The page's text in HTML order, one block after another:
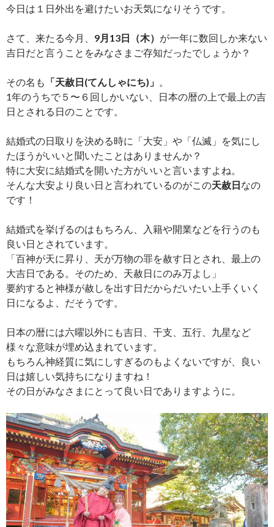
今日は１日外出を避けたいお天気になりそうです。
さて、来たる今月、 9月13日（木） が一年に数回しか来ない
吉日だと言うことをみなさまご存知だったでしょうか？
その名も 「天赦日(てんしゃにち)」 。
1年のうちで５〜６回しかいない、日本の暦の上で最上の吉
日とされる日のことです。
結婚式の日取りを決める時に「大安」や「仏滅」を気にし
たほうがいいと聞いたことはありませんか？
特に大安に結婚式を開いた方がいいと言いますよね。
そんな大安より良い日と言われているのがこの天赦日なの
です！
結婚式を挙げるのはもちろん、入籍や開業などを行うのも
良い日とされています。
「百神が天に昇り、天が万物の罪を赦す日とされ、最上の
大吉日である。そのため、天赦日にのみ万よし」
要約すると神様が赦しを出す日だからだいたい上手くいく
日になるよ、だそうです。
日本の暦には六曜以外にも吉日、干支、五行、九星など
様々な意味が埋め込まれています。
もちろん神経質に気にしすぎるのもよくないですが、良い
日は嬉しい気持ちになりますね！
その日がみなさまにとって良い日でありますように。